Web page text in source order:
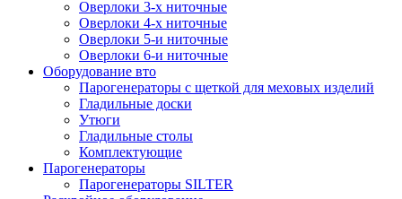
Оверлоки 3-х ниточные
Оверлоки 4-х ниточные
Оверлоки 5-и ниточные
Оверлоки 6-и ниточные
Оборудование вто
Парогенераторы с щеткой для меховых изделий
Гладильные доски
Утюги
Гладильные столы
Комплектующие
Парогенераторы
Парогенераторы SILTER